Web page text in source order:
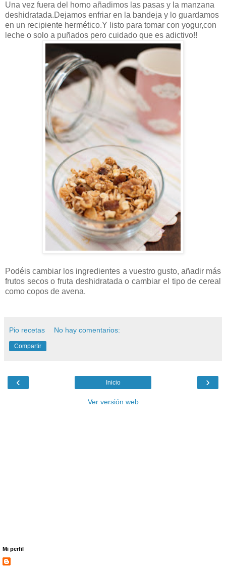
Una vez fuera del horno añadimos las pasas y la manzana
deshidratada.Dejamos enfriar en la bandeja y lo guardamos
en un recipiente hermético.Y listo para tomar con yogur,con
leche o solo a puñados pero cuidado que es adictivo!!
Podéis cambiar los ingredientes a vuestro gusto, añadir más
frutos secos o fruta deshidratada o cambiar el tipo de cereal
como copos de avena.
Pio recetas No hay comentarios:
Compartir
‹ ›
Inicio
Ver versión web
Mi perfil